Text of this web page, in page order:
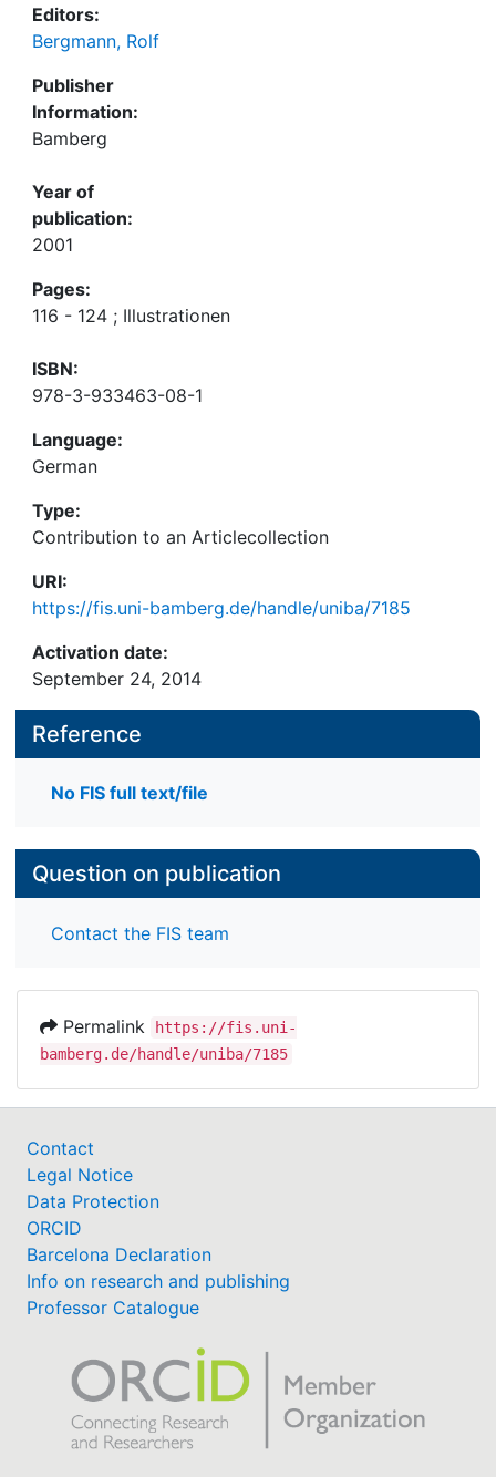
Editors:
Bergmann, Rolf
Publisher
Information:
Bamberg
Year of
publication:
2001
Pages:
116 - 124 ; Illustrationen
ISBN:
978-3-933463-08-1
Language:
German
Type:
Contribution to an Articlecollection
URI:
https://fis.uni-bamberg.de/handle/uniba/7185
Activation date:
September 24, 2014
Reference
No FIS full text/file
Question on publication
Contact the FIS team
Permalink
https://fis.uni-
bamberg.de/handle/uniba/7185
Contact
Legal Notice
Data Protection
ORCID
Barcelona Declaration
Info on research and publishing
Professor Catalogue